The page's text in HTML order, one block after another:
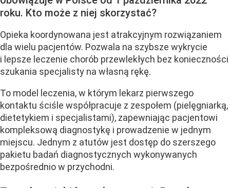
roku. Kto może z niej skorzystać?
Opieka koordynowana jest atrakcyjnym rozwiązaniem
dla wielu pacjentów. Pozwala na szybsze wykrycie
i lepsze leczenie chorób przewlekłych bez konieczności
szukania specjalisty na własną rękę.
To model leczenia, w którym lekarz pierwszego
kontaktu ściśle współpracuje z zespołem (pielęgniarką,
dietetykiem i specjalistami), zapewniając pacjentowi
kompleksową diagnostykę i prowadzenie w jednym
miejscu. Jednym z atutów jest dostęp do szerszego
pakietu badań diagnostycznych wykonywanych
bezpośrednio w przychodni.